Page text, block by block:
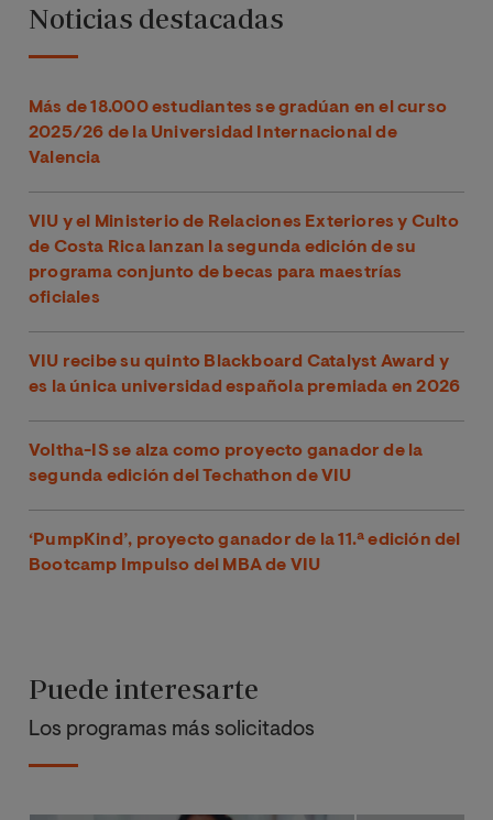
Noticias destacadas
Más de 18.000 estudiantes se gradúan en el curso
2025/26 de la Universidad Internacional de
Valencia
VIU y el Ministerio de Relaciones Exteriores y Culto
de Costa Rica lanzan la segunda edición de su
programa conjunto de becas para maestrías
oficiales
VIU recibe su quinto Blackboard Catalyst Award y
es la única universidad española premiada en 2026
Voltha-IS se alza como proyecto ganador de la
segunda edición del Techathon de VIU
‘PumpKind’, proyecto ganador de la 11.ª edición del
Bootcamp Impulso del MBA de VIU
Puede interesarte
Los programas más solicitados